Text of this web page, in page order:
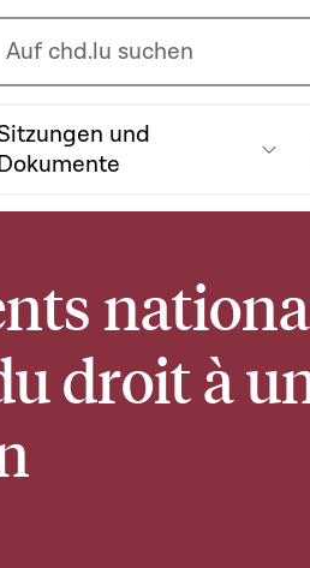
de recherche
Auf chd.lu suchen
und
droit à